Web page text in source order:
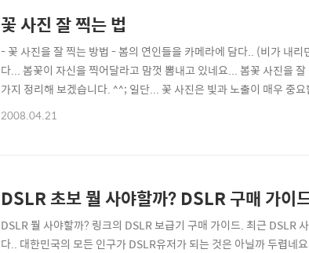
꽃 사진 잘 찍는 법
- 꽃 사진을 잘 찍는 방법 - 봄의 연인들을 카메라에 담다.. (비가 내
다... 봄꽃이 자신을 찍어달라고 맘껏 뽐내고 있네요... 봄꽃 사진을
가지 정리해 보겠습니다. ^^; 일단... 꽃 사진은 빛과 노출이 매우 중
예쁘게 표현이 되는지를 알아내야 합니다... 햇빛은 그야 말로 모든
2008.04.21
DSLR 초보 뭘 사야할까? DSLR 구매 가이
DSLR 뭘 사야할까? 링크의 DSLR 보급기 구매 가이드. 최근 DSLR
다.. 대한민국의 모든 인구가 DSLR유저가 되는 것은 아닐까 두렵네